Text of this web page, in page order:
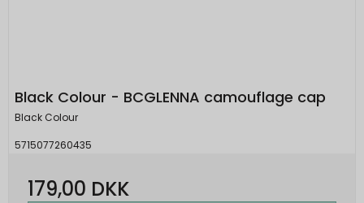
Black Colour - BCGLENNA camouflage cap
Black Colour
5715077260435
179,00 DKK